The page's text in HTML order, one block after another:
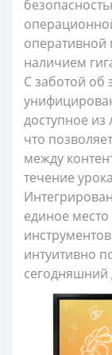
оперативной
наличием
С заботой об
доступное из
что
между
течение
единое
интуитивно
сегодняшний